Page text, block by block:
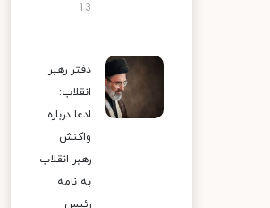
13
دفتر رهبر
انقلاب:
ادعا درباره
واکنش
رهبر انقلاب
به نامه
رئیس